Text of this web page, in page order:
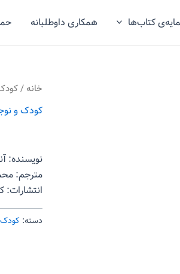
کتاب‌ها همکاری داوطلبانه
خانه /
کودک و
نویسنده:
مترجم:
انتشارات:
دسته: